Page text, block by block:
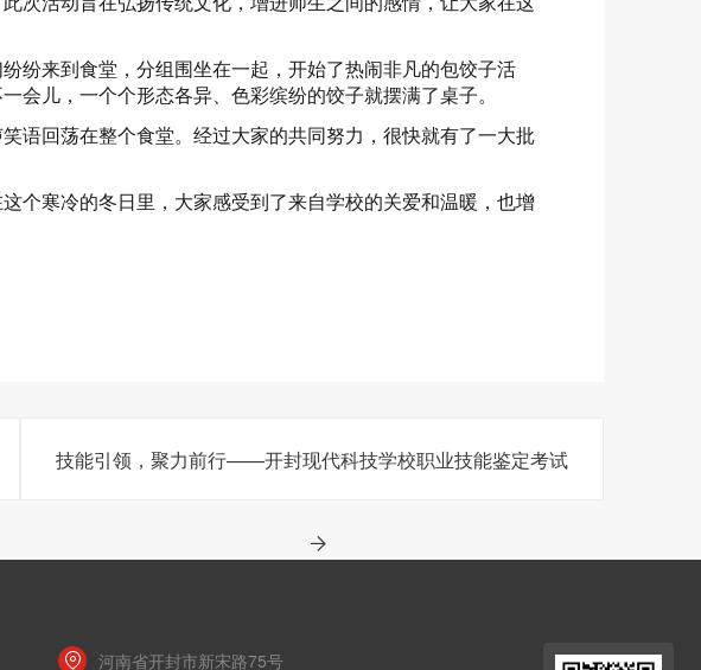
纷来到食堂，分组围坐在一起，开始了热闹非凡的包饺子活
儿，一个个形态各异、色彩缤纷的饺子就摆满了桌子。
语回荡在整个食堂。经过大家的共同努力，很快就有了一大批
个寒冷的冬日里，大家感受到了来自学校的关爱和温暖，也增
技能引领，聚力前行——开封现代科技学校职业技能鉴定考试
河南省开封市新宋路75号